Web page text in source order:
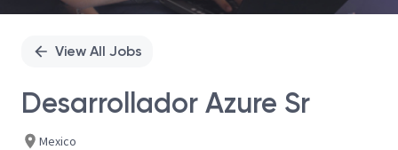
View All Jobs
Desarrollador Azure Sr
Mexico